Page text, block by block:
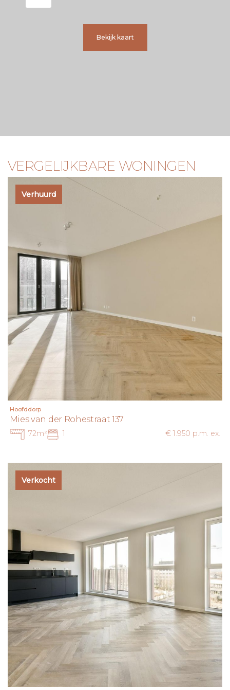
adviseren u een deskundige makelaar in te schakelen die u
begeleidt bij het huurproces. Indien u specifieke wensen
Bekijk kaart
VERGELIJKBARE WONINGEN
Verhuurd
Hoofddorp
Mies van der Rohestraat 137
72m² 1 € 1.950 p.m. ex.
Verkocht